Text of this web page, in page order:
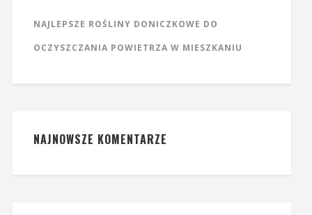
NAJLEPSZE ROŚLINY DONICZKOWE DO
OCZYSZCZANIA POWIETRZA W MIESZKANIU
NAJNOWSZE KOMENTARZE